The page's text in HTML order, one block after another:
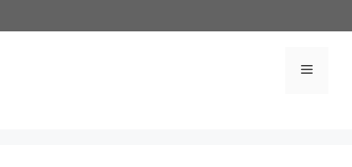
al
Menú